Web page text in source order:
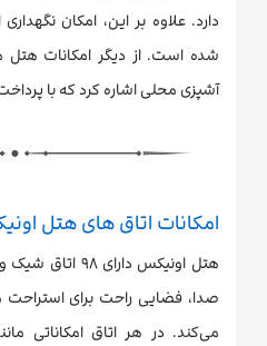
دارد. علاوه بر این، امکان
شده است. از دیگر امکانات
آشپزی محلی اشاره کرد که با
امکانات اتاق های هتل
هتل اونیکس
صدا، فضایی راحت برای استراحت
می‌کند. در هر اتاق امکاناتی